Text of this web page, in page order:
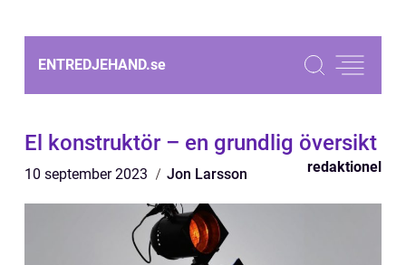
ENTREDJEHAND.se
El konstruktör – en grundlig översikt
10 september 2023 Jon Larsson redaktionel